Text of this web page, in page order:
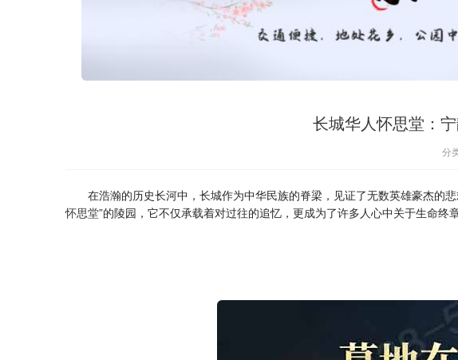
长城华人怀思堂：
分
在浩瀚的历史长河中，长城作为中华民族的脊梁，见证了无数英雄豪杰的
怀思堂”的陵园，它不仅承载着对过往的追忆，更成为了许多人心中关于生命终